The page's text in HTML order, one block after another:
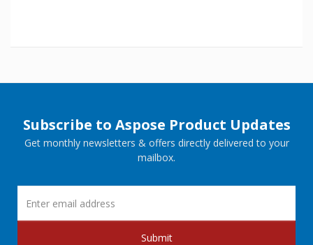
Subscribe to Aspose Product Updates
Get monthly newsletters & offers directly delivered to your
mailbox.
Submit